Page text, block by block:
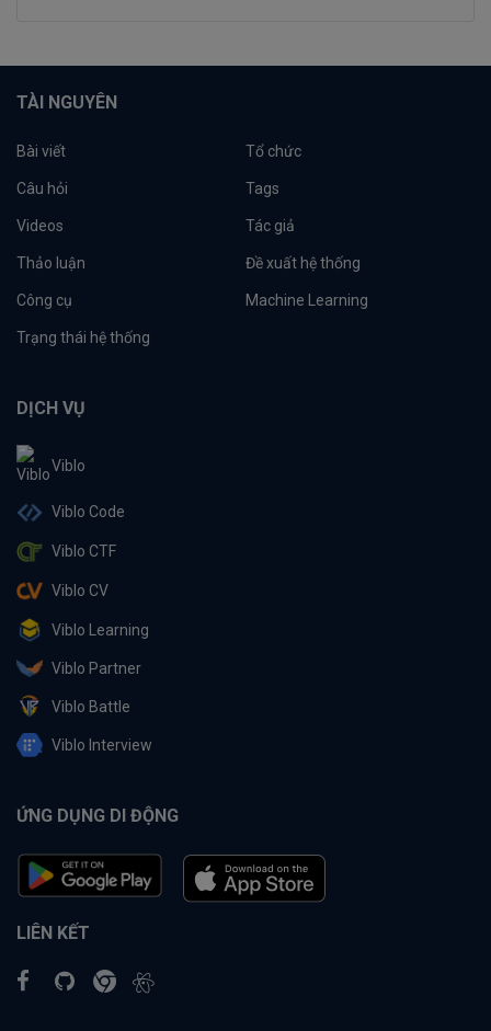
TÀI NGUYÊN
Bài viết Tổ chức
Câu hỏi Tags
Videos Tác giả
Thảo luận Đề xuất hệ thống
Công cụ Machine Learning
Trạng thái hệ thống
DỊCH VỤ
Viblo
Viblo Code
Viblo CTF
Viblo CV
Viblo Learning
Viblo Partner
Viblo Battle
Viblo Interview
ỨNG DỤNG DI ĐỘNG
LIÊN KẾT